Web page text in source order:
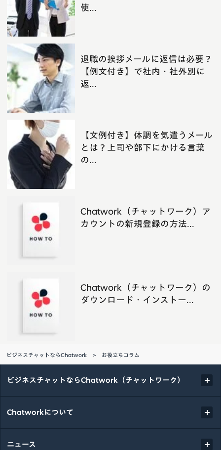
使...
退職の挨拶メールに返信は必要？
【例文付き】で社内・社外別に
返...
【文例付き】体調を気遣うメール
とは？上司や部下にかける言葉
の...
Chatwork（チャットワーク）ア
カウントの新規登録の方法...
Chatwork（チャットワーク）の
ダウンロード・インストー...
ビジネスチャットならChatwork お役立ちコラム
ビジネスチャットならChatwork（チャットワーク）
Chatworkについて
ニュース